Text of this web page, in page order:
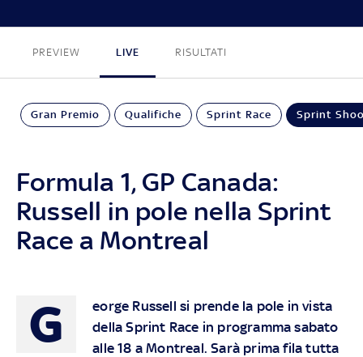
PREVIEW LIVE RISULTATI
Gran Premio Qualifiche Sprint Race Sprint
Formula 1, GP Canada:
Russell in pole nella Sprint
Race a Montreal
G
eorge Russell si prende la pole in vista
della Sprint Race in programma sabato
alle 18 a Montreal. Sarà prima fila tutta